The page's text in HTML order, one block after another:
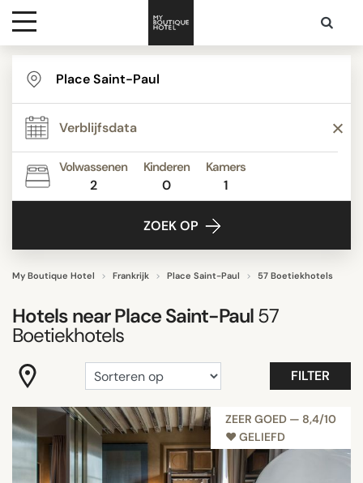
Bestemmingen
Hoteltypes
Contact
Volwassenen
2
Kinderen
0
Kamers
1
ZOEK OP
My Boutique Hotel Frankrijk Place Saint-Paul 57 Boetiekhotels
Hotels nearPlace Saint-Paul57
Boetiekhotels
FILTER
TYPE
STIJL
STER
BEOORDELINGSSCORE
ZOEK OP
ZEER GOED — 8,4/10
♥︎ GELIEFD